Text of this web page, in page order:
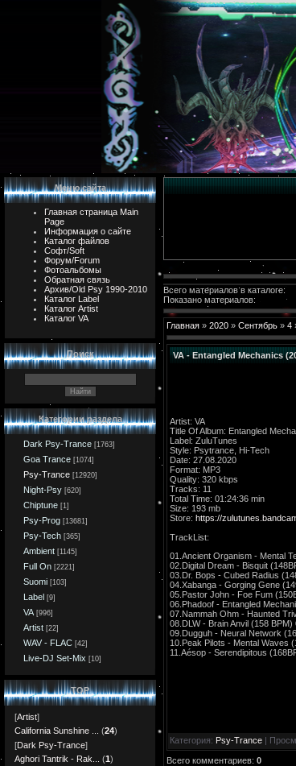
Меню сайта
Главная страница Main
Page
Информация о сайте
Каталог файлов
Софт/Soft
Форум/Forum
Фотоальбомы
Обратная связь
Архив/Old Psy 1990-2010
Каталог Label
Каталог Artist
Каталог VA
Поиск
Категории раздела
Dark Psy-Trance [1763]
Goa Trance [1074]
Psy-Trance [12920]
Night-Psy [620]
Chiptune [1]
Psy-Prog [13681]
Psy-Tech [365]
Ambient [1145]
Full On [2221]
Suomi [103]
Label [9]
VA [996]
Artist [22]
WAV - FLAC [42]
Live-DJ Set-Mix [10]
TOP
[Artist]
California Sunshine ...
(24)
[Dark Psy-Trance]
Aghori Tantrik - Rak...
(1)
Всего материалов в каталоге:
Показано материалов:
Главная » 2020 » Сентябрь » 4
VA - Entangled Mechanics
Artist: VA
Title Of Album: Entangled
Label: ZuluTunes
Style: Psytrance, Hi-Tech
Date: 27.08.2020
Format: MP3
Quality: 320 kbps
Tracks: 11
Total Time: 01:24:36 min
Size: 193 mb
Store: https://
TrackList:
01.Ancient Organism - Mental
02.Digital Dream - Bisquit
03.Dr. Bops - Cubed Radius
04.Xabanga - Gorging Gene
05.Pastor John - Foe Fum
06.Phadoof - Entangled
07.Nammah Ohm - Haunted
08.DLW - Brain Anvil (158 BPM)
09.Dugguh - Neural Network
10.Peak Pilots - Mental Waves
11.Aésop - Serendipitous
Категория: Psy-Trance |
Всего комментариев: 0